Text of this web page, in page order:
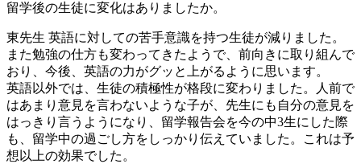
留学後の生徒に変化はありましたか。
東先生 英語に対しての苦手意識を持つ生徒が減りました。
また勉強の仕方も変わってきたようで、前向きに取り組んで
おり、今後、英語の力がグッと上がるように思います。
英語以外では、生徒の積極性が格段に変わりました。人前で
はあまり意見を言わないような子が、先生にも自分の意見を
はっきり言うようになり、留学報告会を今の中3生にした際
も、留学中の過ごし方をしっかり伝えていました。これは予
想以上の効果でした。